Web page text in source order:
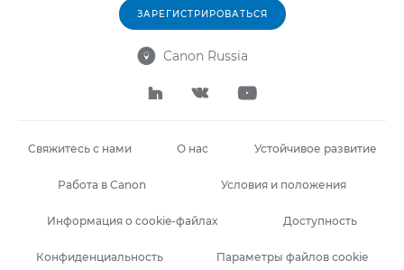
ЗАРЕГИСТРИРОВАТЬСЯ
 Canon Russia
  
Свяжитесь с нами О нас Устойчивое развитие
Работа в Canon Условия и положения
Информация о cookie-файлах Доступность
Конфиденциальность Параметры файлов cookie